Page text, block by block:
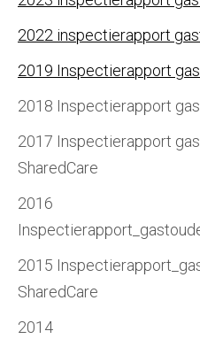
2022 inspectierapport
2019 Inspectierapport
2018 Inspectierapport
2017 Inspectierapport
SharedCare
2016
2015
SharedCare
2014